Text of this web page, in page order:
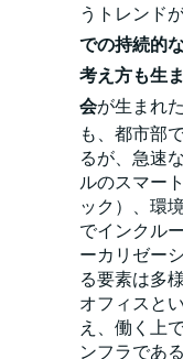
うトレンド
での持続的
考え方も生
会が生まれ
も、都市部
るが、急速
ルのスマー
ック）、環
でインクル
ーカリゼー
る要素は多
オフィスと
え、働く上
ンフラであ